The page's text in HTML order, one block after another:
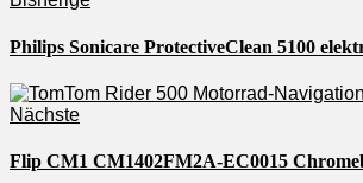
Philips Sonicare ProtectiveClean 5100
Nächste
Flip CM1 CM1402FM2A-EC0015